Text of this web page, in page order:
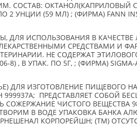
ХИМ. СОСТАВ: ОКТАНОЛ(КАПРИЛОВЫЙ
УНЦИИ (59 МЛ) ; (ФИРМА) FANN
ДЛЯ ИСПОЛЬЗОВАНИЯ В КАЧЕСТВЕ
СРЕДСТВАМИ И
НЕ СОДЕРЖАТ ЭТИЛОВОГО
8) , В УПАК. ПО 5Г, ; (ФИРМА) SIGMA-
ДЛЯ ИЗГОТОВЛЕНИЕ ПИЩЕВОГО
ПРЕДСТАВЛЯЕТ СОБОЙ
ЧИСТОГО ВЕЩЕСТВА
В ВОДЕ УПАКОВКА БАНКА
КОРПОРЕЙШН; (TM)